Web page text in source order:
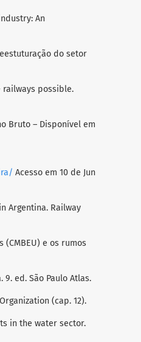
An
do setor
railways possible.
Bruto – Disponível em
Acesso em 10 de Jun
Argentina. Railway
(CMBEU) e os rumos
9. ed. São Paulo Atlas.
(cap. 12).
in the water sector.